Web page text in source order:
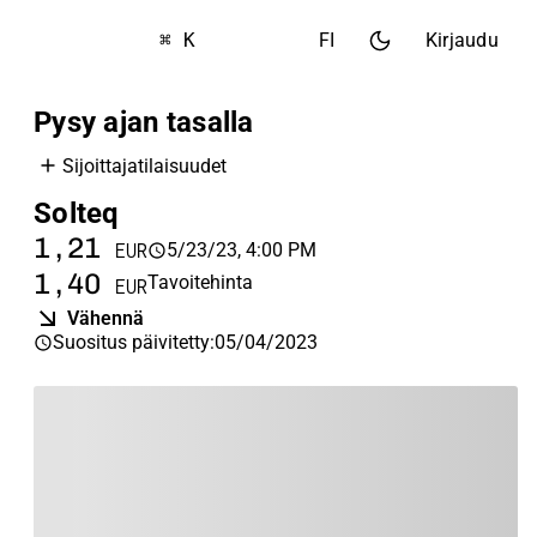
⌘ K FI Kirjaudu
Pysy ajan tasalla
Sijoittajatilaisuudet
Solteq
1,21 EUR 5/23/23, 4:00 PM
1,40 EURTavoitehinta
Vähennä
Suositus päivitetty:05/04/2023